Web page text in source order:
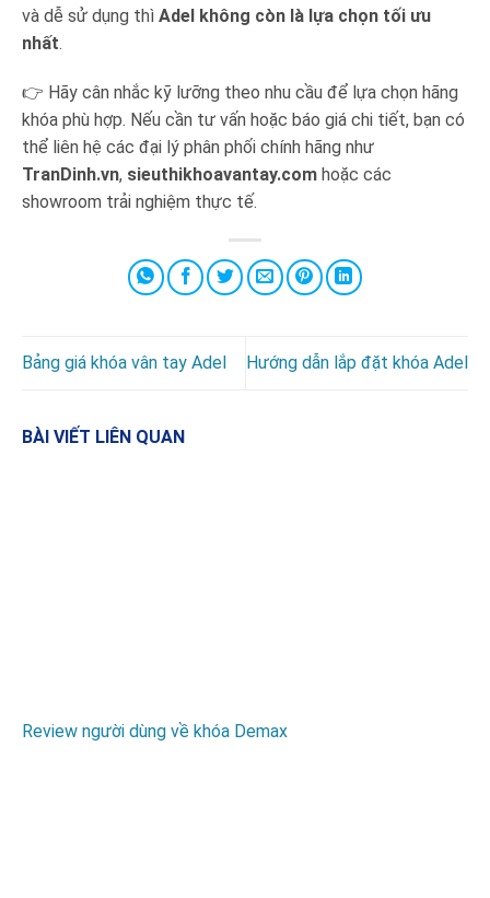
và dễ sử dụng thì Adel không còn là lựa chọn tối ưu
nhất.
👉 Hãy cân nhắc kỹ lưỡng theo nhu cầu để lựa chọn hãng
khóa phù hợp. Nếu cần tư vấn hoặc báo giá chi tiết, bạn có
thể liên hệ các đại lý phân phối chính hãng như
TranDinh.vn, sieuthikhoavantay.com hoặc các
showroom trải nghiệm thực tế.
Bảng giá khóa vân tay Adel Hướng dẫn lắp đặt khóa Adel
BÀI VIẾT LIÊN QUAN
Review người dùng về khóa Demax